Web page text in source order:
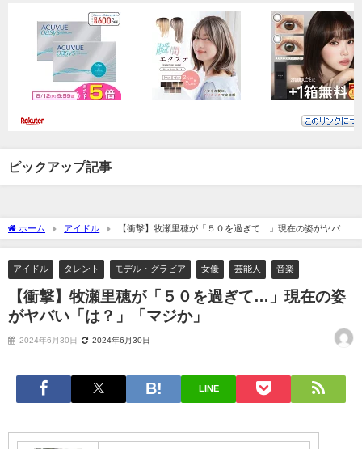
ピックアップ記事
ホーム アイドル
【衝撃】牧瀬里穂が「５０を過ぎて…」現在の姿がヤバい
「は？」「マジか」
アイドル タレント モデル・グラビア 女優 芸能人 音楽
【衝撃】牧瀬里穂が「５０を過ぎて…」現在の姿
がヤバい「は？」「マジか」
2024年6月30日 2024年6月30日
LINE